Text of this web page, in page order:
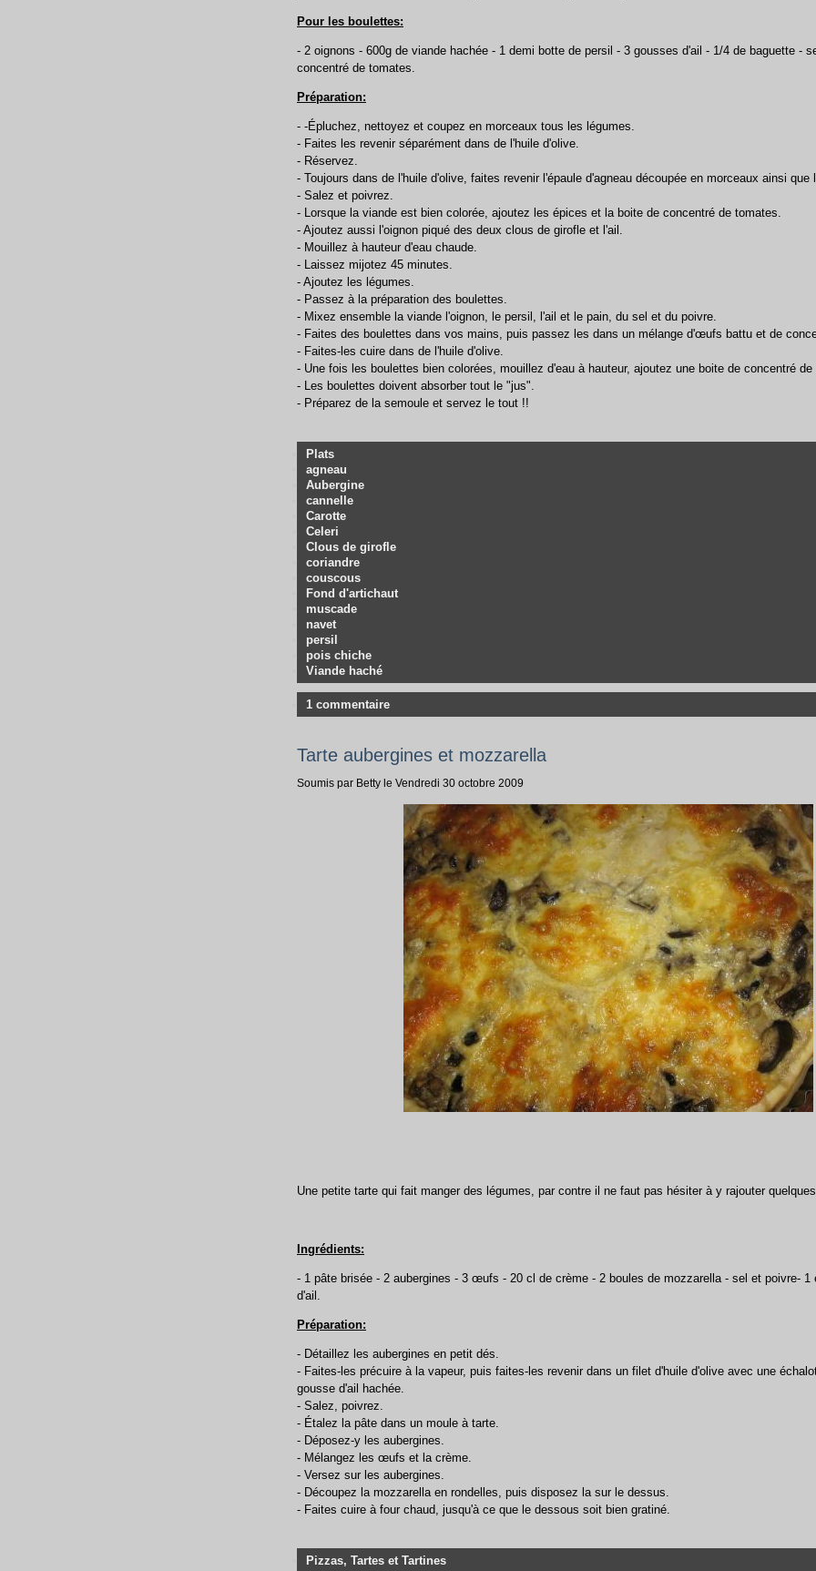
Pour les boulettes:
- 2 oignons - 600g de viande hachée - 1 demi botte de persil - 3 gousses d'ail - 1/4 de baguette -
concentré de tomates.
Préparation:
- -Épluchez, nettoyez et coupez en morceaux tous les légumes.
- Faites les revenir séparément dans de l'huile d'olive.
- Réservez.
- Toujours dans de l'huile d'olive, faites revenir l'épaule d'agneau découpée en morceaux ainsi que
- Salez et poivrez.
- Lorsque la viande est bien colorée, ajoutez les épices et la boite de concentré de tomates.
- Ajoutez aussi l'oignon piqué des deux clous de girofle et l'ail.
- Mouillez à hauteur d'eau chaude.
- Laissez mijotez 45 minutes.
- Ajoutez les légumes.
- Passez à la préparation des boulettes.
- Mixez ensemble la viande l'oignon, le persil, l'ail et le pain, du sel et du poivre.
- Faites des boulettes dans vos mains, puis passez les dans un mélange d'œufs battu et de
- Faites-les cuire dans de l'huile d'olive.
- Une fois les boulettes bien colorées, mouillez d'eau à hauteur, ajoutez une boite de concentré
- Les boulettes doivent absorber tout le "jus".
- Préparez de la semoule et servez le tout !!
Plats
agneau
Aubergine
cannelle
Carotte
Celeri
Clous de girofle
coriandre
couscous
Fond d'artichaut
muscade
navet
persil
pois chiche
Viande haché
1 commentaire
Tarte aubergines et mozzarella
Soumis par Betty le Vendredi 30 octobre 2009
Une petite tarte qui fait manger des légumes, par contre il ne faut pas hésiter à y rajouter
Ingrédients:
- 1 pâte brisée - 2 aubergines - 3 œufs - 20 cl de crème - 2 boules de mozzarella - sel et poivre- 1
d'ail.
Préparation:
- Détaillez les aubergines en petit dés.
- Faites-les précuire à la vapeur, puis faites-les revenir dans un filet d'huile d'olive avec une
gousse d'ail hachée.
- Salez, poivrez.
- Étalez la pâte dans un moule à tarte.
- Déposez-y les aubergines.
- Mélangez les œufs et la crème.
- Versez sur les aubergines.
- Découpez la mozzarella en rondelles, puis disposez la sur le dessus.
- Faites cuire à four chaud, jusqu'à ce que le dessous soit bien gratiné.
Pizzas, Tartes et Tartines